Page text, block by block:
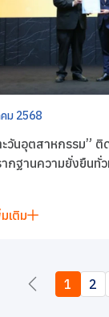
ม 2568
วันอุตสาหกรรม” ติ
กฐานความยั่งยืนทั่
เติม
1 2